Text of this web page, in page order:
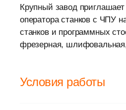
Крупный завод
оператора станков с ЧПУ
станков и программных
фрезерная,
Условия работы